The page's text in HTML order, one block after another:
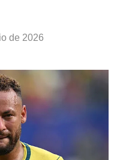
de 2026